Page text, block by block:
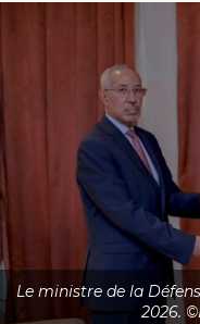
Le ministre de la
2026.